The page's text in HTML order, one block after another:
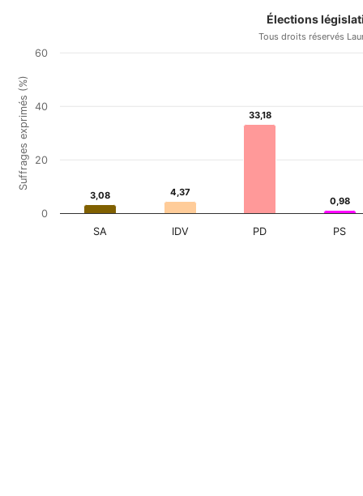
Suffrages exprimés (%)
Élections
Tous droits réservés
3,08
3,08 4,37
4,37
33,18
33,18
0,98
0,98
SA IDV PD PS
0
20
40
60